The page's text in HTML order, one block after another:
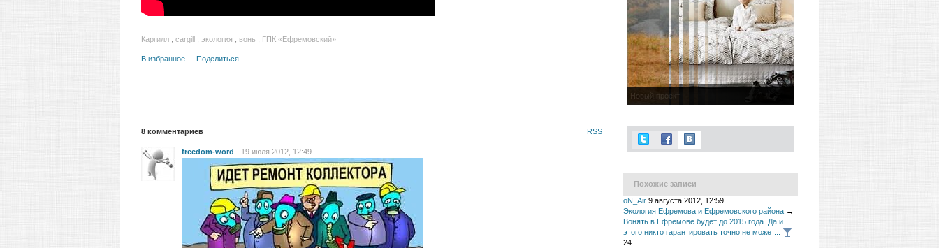
Каргилл cargill экология вонь ГПК «Ефремовский»
В избранное Поделиться
8 комментариев RSS
freedom-word 19 июля 2012, 12:49
Новый проект
Похожие записи
oN_Air 9 августа 2012, 12:59
Экология Ефремова и Ефремовского района →
Вонять в Ефремове будет до 2015 года. Да и
этого никто гарантировать точно не может...
24